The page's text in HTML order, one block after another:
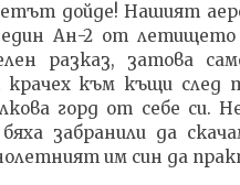
дойде! Нашият
един Ан-2 от
разказ, затова
крачех към къщи след
горд от себе си.
забранили да
им син да